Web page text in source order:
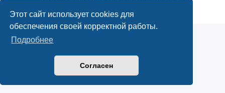
Этот сайт использует cookies для
обеспечения своей корректной работы.
Подробнее
Согласен
Конфиденциальность|Правила